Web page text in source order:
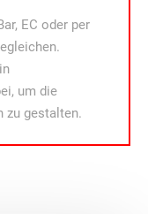
EC oder per
um die
zu gestalten.